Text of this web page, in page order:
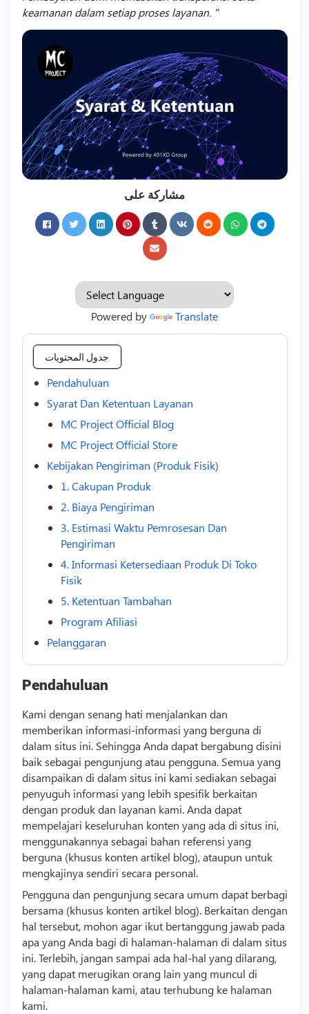
keamanan dalam setiap proses layanan.
مشاركة على
Powered by Translate
جدول المحتويات
Pendahuluan
Syarat Dan Ketentuan Layanan
MC Project Official Blog
MC Project Official Store
Kebijakan Pengiriman (Produk Fisik)
1. Cakupan Produk
2. Biaya Pengiriman
3. Estimasi Waktu Pemrosesan Dan
Pengiriman
4. Informasi Ketersediaan Produk Di Toko
Fisik
5. Ketentuan Tambahan
Program Afiliasi
Pelanggaran
Pendahuluan
Kami dengan senang hati menjalankan dan
memberikan informasi-informasi yang berguna di
dalam situs ini. Sehingga Anda dapat bergabung disini
baik sebagai pengunjung atau pengguna. Semua yang
disampaikan di dalam situs ini kami sediakan sebagai
penyuguh informasi yang lebih spesifik berkaitan
dengan produk dan layanan kami. Anda dapat
mempelajari keseluruhan konten yang ada di situs ini,
menggunakannya sebagai bahan referensi yang
berguna (khusus konten artikel blog), ataupun untuk
mengkajinya sendiri secara personal.
Pengguna dan pengunjung secara umum dapat berbagi
bersama (khusus konten artikel blog). Berkaitan dengan
hal tersebut, mohon agar ikut bertanggung jawab pada
apa yang Anda bagi di halaman-halaman di dalam situs
ini. Terlebih, jangan sampai ada hal-hal yang dilarang,
yang dapat merugikan orang lain yang muncul di
halaman-halaman kami, atau terhubung ke halaman
kami.